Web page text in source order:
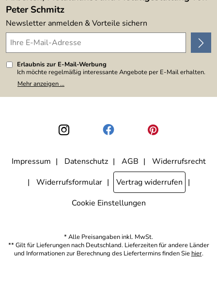
Peter Schmitz
Newsletter anmelden & Vorteile sichern
Erlaubnis zur E-Mail-Werbung
Ich möchte regelmäßig interessante Angebote per E-Mail erhalten.
Meine E-Mail-Adresse wird nicht an andere Unternehmen
weitergegeben. Zu statistischen Zwecken wird in anonymer Form
den Link "Abmelden" am Ende des Newsletters anklicke. Die
Datenschutzerklärung
habe ich zur Kenntnis genommen.
Mehr anzeigen ...
Impressum Datenschutz AGB
Widerrufsrecht
Widerrufsformular
Vertrag widerrufen
Cookie Einstellungen
* Alle Preisangaben inkl. MwSt.
** Gilt für Lieferungen nach Deutschland. Lieferzeiten für andere Länder
und Informationen zur Berechnung des Liefertermins finden Sie hier.